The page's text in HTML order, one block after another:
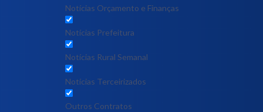
Notícias Orçamento e Finanças
Notícias Prefeitura
Notícias Rural Semanal
Notícias Terceirizados
Outros Contratos